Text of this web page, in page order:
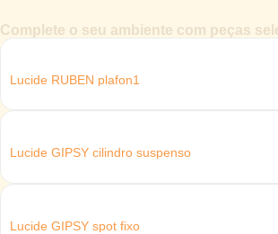
Complete o seu ambiente com peças
Lucide RUBEN plafon1
Lucide GIPSY cilindro suspenso
Lucide GIPSY spot fixo